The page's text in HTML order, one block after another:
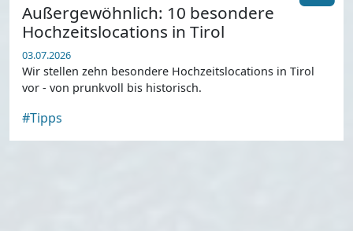
Außergewöhnlich: 10 besondere
Hochzeitslocations in Tirol
03.07.2026
Wir stellen zehn besondere Hochzeitslocations in Tirol
vor - von prunkvoll bis historisch.
#Tipps